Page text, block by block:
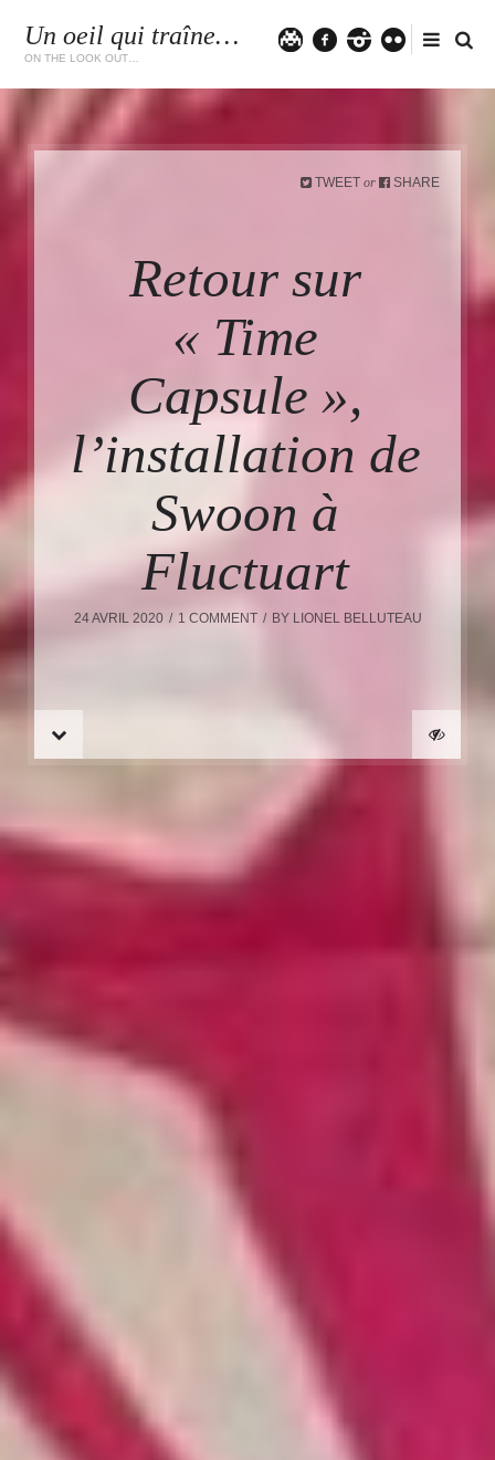
Un oeil qui traîne…
ON THE LOOK OUT…
Retour sur
« Time
Capsule »,
l’installation de
Swoon à
Fluctuart
24 AVRIL 2020 1 COMMENT BY LIONEL BELLUTEAU
TWEET or SHARE